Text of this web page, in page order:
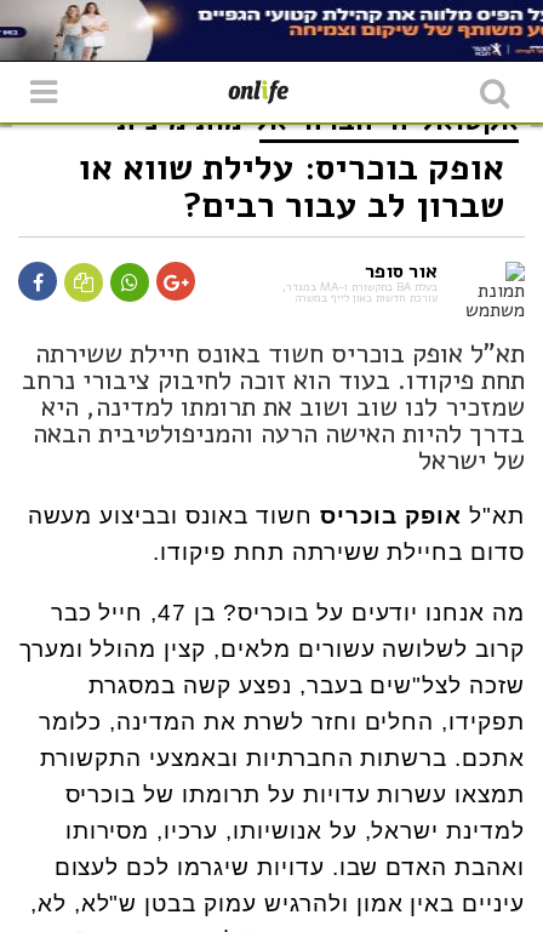
אקטואליה חברה אלימות מינית
אופק בוכריס: עלילת שווא או
שברון לב עבור רבים?
אור סופר
בעלת BA בתקשורת ו-MA במגדר,
עורכת חדשות באון לייף במשרה
תא"ל אופק בוכריס חשוד באונס חיילת ששירתה
תחת פיקודו. בעוד הוא זוכה לחיבוק ציבורי נרחב
שמזכיר לנו שוב ושוב את תרומתו למדינה, היא
בדרך להיות האישה הרעה והמניפולטיבית הבאה
של ישראל
תא"ל אופק בוכריס חשוד באונס ובביצוע מעשה
סדום בחיילת ששירתה תחת פיקודו.
מה אנחנו יודעים על בוכריס? בן 47, חייל כבר
קרוב לשלושה עשורים מלאים, קצין מהולל ומערך
שזכה לצל"שים בעבר, נפצע קשה במסגרת
תפקידו, החלים וחזר לשרת את המדינה, כלומר
אתכם. ברשתות החברתיות ובאמצעי התקשורת
תמצאו עשרות עדויות על תרומתו של בוכריס
למדינת ישראל, על אנושיותו, ערכיו, מסירותו
ואהבת האדם שבו. עדויות שיגרמו לכם לעצום
עיניים באין אמון ולהרגיש עמוק בבטן ש"לא, לא,